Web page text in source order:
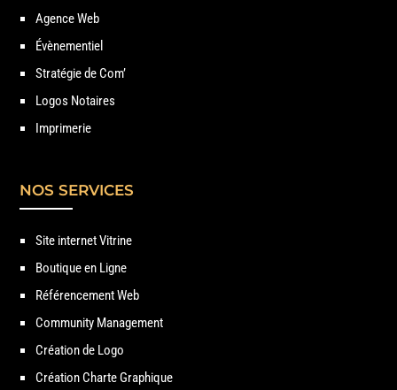
Agence Web
Évènementiel
Stratégie de Com’
Logos Notaires
Imprimerie
NOS SERVICES
Site internet Vitrine
Boutique en Ligne
Référencement Web
Community Management
Création de Logo
Création Charte Graphique